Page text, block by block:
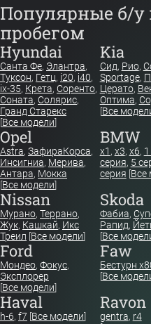
Популярные б/у
пробегом
Hyundai
Санта Фе, Элантра,
Туксон, Гетц, i20, i40,
ix-35, Крета, Соренто,
Соната, Солярис,
Гранд Старекс
[Все модели]
Kia
Сид, Рио,
Sportage,
Церато,
Оптима,
[Все
Opel
Astra, ЗафираКорса,
Инсигниа, Мерива,
Антара, Мокка
[Все модели]
BMW
x1 , x3, x6,
серия, 5
серия [Все
Nissan
Мурано, Террано,
Жук, Кашкай, Икс
Треил [Все модели]
Skoda
Фабиа,
Рапид,
[Все
Ford
Мондео, Фокус,
Эксплорер
[Все модели]
Faw
Бестурн
[Все
Haval
h-6, f7 [Все модели]
Ravon
gentra, r4